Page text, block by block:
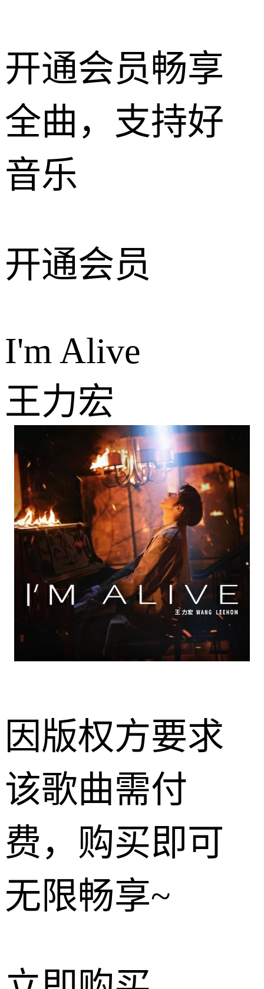
开通会员畅享
全曲，支持好
音乐
开通会员
I'm Alive
王力宏
因版权方要求
该歌曲需付
费，购买即可
无限畅享~